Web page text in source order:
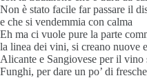
Non è stato facile far passare il
e che si vendemmia con calma
Eh ma ci vuole pure la parte
la linea dei vini, si creano nuove
Alicante e Sangiovese per il
Funghi, per dare un po’ di